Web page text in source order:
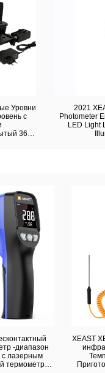
Уровни
с
360
2021
Photometer
LED Light
-диапазон
лазерным
термометр
XEAST